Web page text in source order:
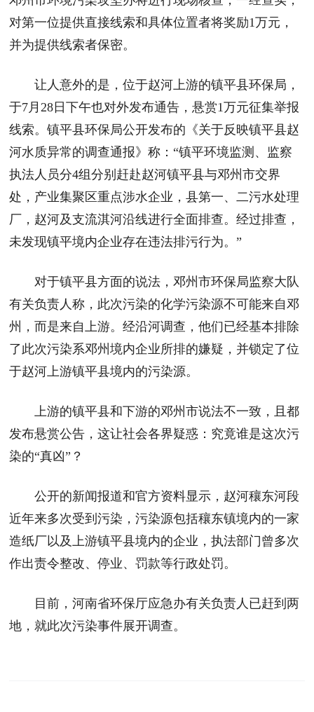
对第一位提供直接线索和具体位置者将奖励1万元，
并为提供线索者保密。
让人意外的是，位于赵河上游的镇平县环保局，
于7月28日下午也对外发布通告，悬赏1万元征集举报
线索。镇平县环保局公开发布的《关于反映镇平县赵
河水质异常的调查通报》称：“镇平环境监测、监察
执法人员分4组分别赶赴赵河镇平县与邓州市交界
处，产业集聚区重点涉水企业，县第一、二污水处理
厂，赵河及支流淇河沿线进行全面排查。经过排查，
未发现镇平境内企业存在违法排污行为。”
对于镇平县方面的说法，邓州市环保局监察大队
有关负责人称，此次污染的化学污染源不可能来自邓
州，而是来自上游。经沿河调查，他们已经基本排除
了此次污染系邓州境内企业所排的嫌疑，并锁定了位
于赵河上游镇平县境内的污染源。
上游的镇平县和下游的邓州市说法不一致，且都
发布悬赏公告，这让社会各界疑惑：究竟谁是这次污
染的“真凶”？
公开的新闻报道和官方资料显示，赵河穰东河段
近年来多次受到污染，污染源包括穰东镇境内的一家
造纸厂以及上游镇平县境内的企业，执法部门曾多次
作出责令整改、停业、罚款等行政处罚。
目前，河南省环保厅应急办有关负责人已赶到两
地，就此次污染事件展开调查。